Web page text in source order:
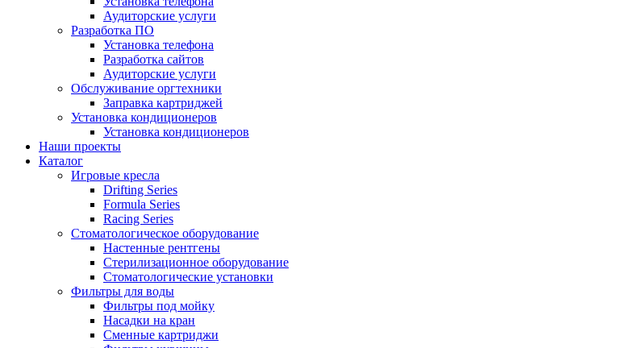
Аудиторские услуги
Разработка ПО
Установка телефона
Разработка сайтов
Аудиторские услуги
Обслуживание оргтехники
Заправка картриджей
Установка кондиционеров
Установка кондиционеров
Наши проекты
Каталог
Игровые кресла
Drifting Series
Formula Series
Racing Series
Стоматологическое оборудование
Настенные рентгены
Стерилизационное оборудование
Стоматологические установки
Фильтры для воды
Фильтры под мойку
Насадки на кран
Сменные картриджи